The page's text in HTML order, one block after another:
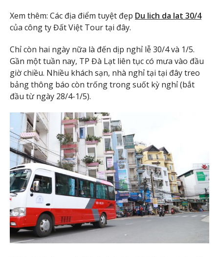
Xem thêm: Các địa điểm tuyệt đẹp Du lich da lat 30/4
của công ty Đất Việt Tour tại đây.
Chỉ còn hai ngày nữa là đến dịp nghỉ lễ 30/4 và 1/5.
Gần một tuần nay, TP Đà Lạt liên tục có mưa vào đầu
giờ chiều. Nhiều khách sạn, nhà nghỉ tại tại đây treo
bảng thông báo còn trống trong suốt kỳ nghỉ (bắt
đầu từ ngày 28/4-1/5).